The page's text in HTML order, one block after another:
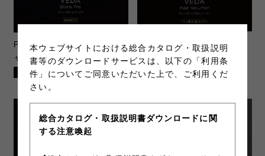
本ウェブサイトにおける総合カタログ・取扱説明
書等のダウンロードサービスは、以下の「利用条
件」についてご同意いただいた上で、ご利用くだ
さい。
総合カタログ・取扱説明書ダウンロードに関
する注意喚起
PRO-VSP-2023-1ヴェーダシ
ャインプロ BS for Salon
PDF(6.38MB)
PRO-VHV-2023-1ヴェーダヘ
アボリューマー
PDF(1.02MB)